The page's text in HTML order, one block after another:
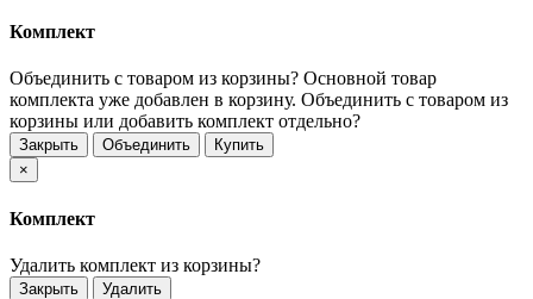
Комплект
Объединить с товаром из корзины? Основной товар
комплекта уже добавлен в корзину. Объединить с товаром из
корзины или добавить комплект отдельно?
Закрыть Объединить
Купить
×
Комплект
Удалить комплект из корзины?
Закрыть Удалить